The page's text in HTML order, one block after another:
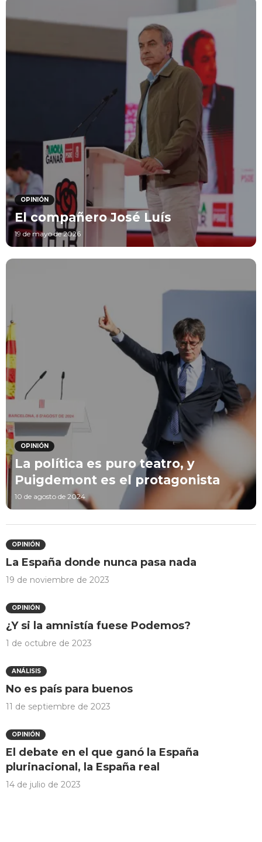
OPINIÓN
El compañero José Luís
19 de mayo de 2026
OPINIÓN
La política es puro teatro, y
Puigdemont es el protagonista
10 de agosto de 2024
OPINIÓN
La España donde nunca pasa nada
19 de noviembre de 2023
OPINIÓN
¿Y si la amnistía fuese Podemos?
1 de octubre de 2023
ANÁLISIS
No es país para buenos
11 de septiembre de 2023
OPINIÓN
El debate en el que ganó la España
plurinacional, la España real
14 de julio de 2023